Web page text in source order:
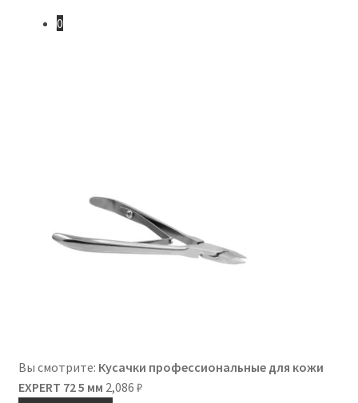
0
Вы смотрите: Кусачки профессиональные для кожи
EXPERT 72 5 мм 2,086 ₽